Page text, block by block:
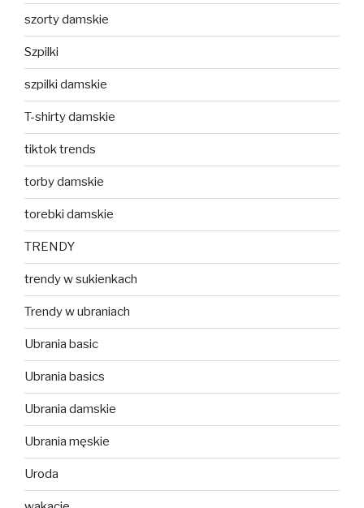
szorty damskie
Szpilki
szpilki damskie
T-shirty damskie
tiktok trends
torby damskie
torebki damskie
TRENDY
trendy w sukienkach
Trendy w ubraniach
Ubrania basic
Ubrania basics
Ubrania damskie
Ubrania męskie
Uroda